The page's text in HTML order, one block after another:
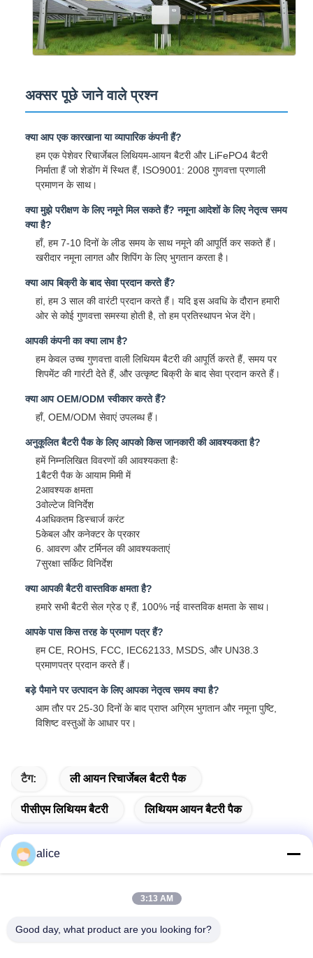
अक्सर पूछे जाने वाले प्रश्न
क्या आप एक कारखाना या व्यापारिक कंपनी हैं?
हम एक पेशेवर रिचार्जेबल लिथियम-आयन बैटरी और LiFePO4 बैटरी
निर्माता हैं जो शेडोंग में स्थित हैं, ISO9001: 2008 गुणवत्ता प्रणाली
प्रमाणन के साथ।
क्या मुझे परीक्षण के लिए नमूने मिल सकते हैं? नमूना आदेशों के लिए नेतृत्व समय
क्या है?
हाँ, हम 7-10 दिनों के लीड समय के साथ नमूने की आपूर्ति कर सकते हैं।
खरीदार नमूना लागत और शिपिंग के लिए भुगतान करता है।
क्या आप बिक्री के बाद सेवा प्रदान करते हैं?
हां, हम 3 साल की वारंटी प्रदान करते हैं। यदि इस अवधि के दौरान हमारी
ओर से कोई गुणवत्ता समस्या होती है, तो हम प्रतिस्थापन भेज देंगे।
आपकी कंपनी का क्या लाभ है?
हम केवल उच्च गुणवत्ता वाली लिथियम बैटरी की आपूर्ति करते हैं, समय पर
शिपमेंट की गारंटी देते हैं, और उत्कृष्ट बिक्री के बाद सेवा प्रदान करते हैं।
क्या आप OEM/ODM स्वीकार करते हैं?
हाँ, OEM/ODM सेवाएं उपलब्ध हैं।
अनुकूलित बैटरी पैक के लिए आपको किस जानकारी की आवश्यकता है?
हमें निम्नलिखित विवरणों की आवश्यकता हैः
1बैटरी पैक के आयाम मिमी में
2आवश्यक क्षमता
3वोल्टेज विनिर्देश
4अधिकतम डिस्चार्ज करंट
5केबल और कनेक्टर के प्रकार
6. आवरण और टर्मिनल की आवश्यकताएं
7सुरक्षा सर्किट विनिर्देश
क्या आपकी बैटरी वास्तविक क्षमता है?
हमारे सभी बैटरी सेल ग्रेड ए हैं, 100% नई वास्तविक क्षमता के साथ।
आपके पास किस तरह के प्रमाण पत्र हैं?
हम CE, ROHS, FCC, IEC62133, MSDS, और UN38.3
प्रमाणपत्र प्रदान करते हैं।
बड़े पैमाने पर उत्पादन के लिए आपका नेतृत्व समय क्या है?
आम तौर पर 25-30 दिनों के बाद प्राप्त अग्रिम भुगतान और नमूना पुष्टि,
विशिष्ट वस्तुओं के आधार पर।
टैग: ली आयन रिचार्जेबल बैटरी पैक
पीसीएम लिथियम बैटरी लिथियम आयन बैटरी पैक
पता
alice
3:13 AM
Good day, what product are you looking for?